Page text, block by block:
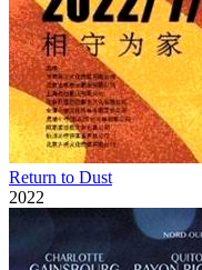
Return to Dust
2022